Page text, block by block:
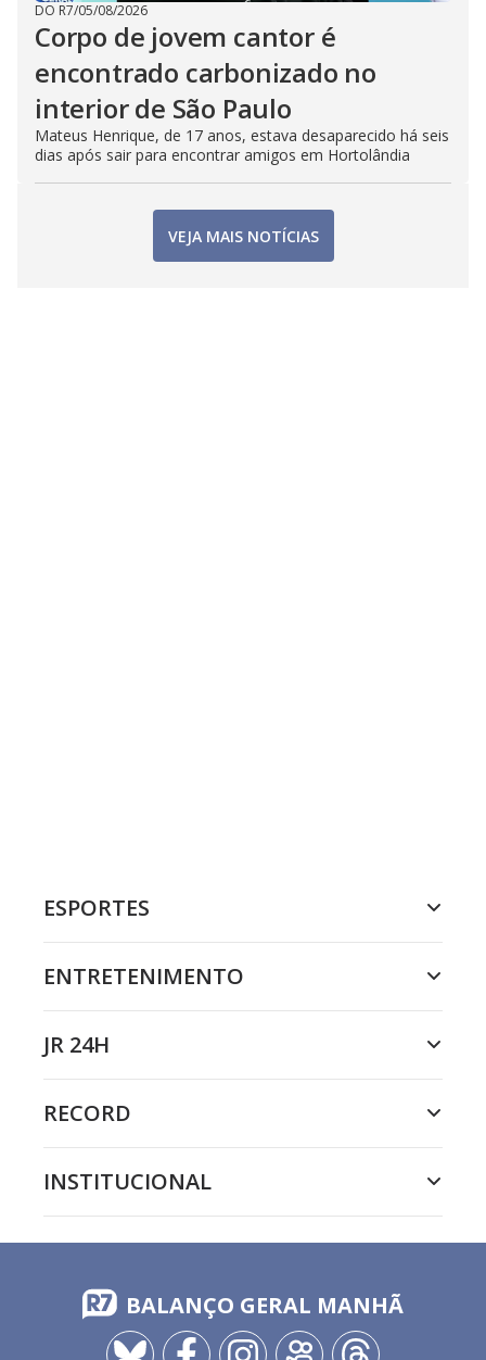
DO R7/05/08/2026
Corpo de jovem cantor é
encontrado carbonizado no
interior de São Paulo
Mateus Henrique, de 17 anos, estava desaparecido há seis
dias após sair para encontrar amigos em Hortolândia
VEJA MAIS NOTÍCIAS
ESPORTES
ENTRETENIMENTO
JR 24H
RECORD
INSTITUCIONAL
BALANÇO GERAL MANHÃ